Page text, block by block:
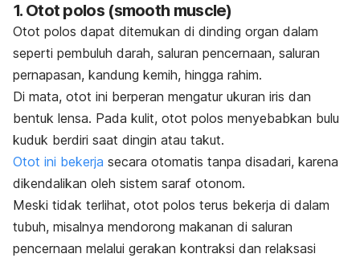
1. Otot polos (smooth muscle)
Otot polos dapat ditemukan di dinding organ dalam
seperti pembuluh darah, saluran pencernaan, saluran
pernapasan, kandung kemih, hingga rahim.
Di mata, otot ini berperan mengatur ukuran iris dan
bentuk lensa. Pada kulit, otot polos menyebabkan bulu
kuduk berdiri saat dingin atau takut.
Otot ini bekerja secara otomatis tanpa disadari, karena
dikendalikan oleh sistem saraf otonom.
Meski tidak terlihat, otot polos terus bekerja di dalam
tubuh, misalnya mendorong makanan di saluran
pencernaan melalui gerakan kontraksi dan relaksasi